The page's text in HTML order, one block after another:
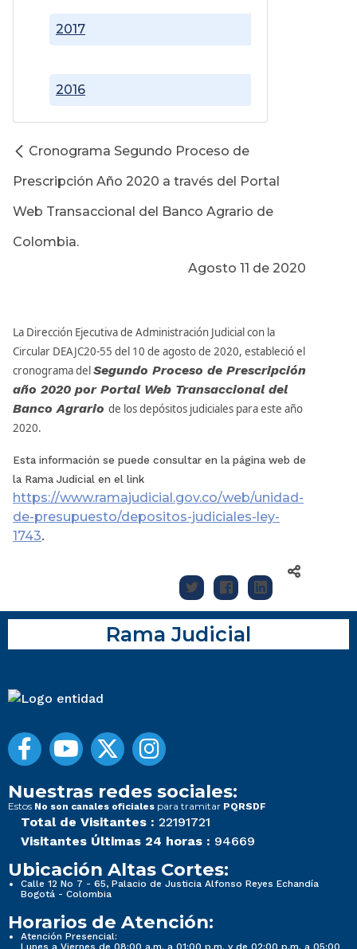
2016
2017
Cronograma Segundo Proceso de
Prescripción Año 2020 a través del Portal
Web Transaccional del Banco Agrario de
Colombia.
Agosto 11 de 2020
La Dirección Ejecutiva de Administración Judicial con la
Circular DEAJC20-55 del 10 de agosto de 2020, estableció el
cronograma delSegundo Proceso de Prescripción
año 2020 por Portal Web Transaccional del
Banco Agrario de los depósitos judiciales para este año
2020.
Esta información se puede consultar en la página web de
la Rama Judicial en el link
https://www.ramajudicial.gov.co/web/unidad-
de-presupuesto/depositos-judiciales-ley-
1743.
Rama Judicial
Nuestras redes sociales:
Estos No son canales oficiales para tramitar PQRSDF
Total de Visitantes : 22191721
Visitantes Últimas 24 horas : 94669
Ubicación Altas Cortes:
Calle 12 No 7 - 65, Palacio de Justicia Alfonso Reyes Echandía
Bogotá - Colombia
Horarios de Atención:
Atención Presencial:
Lunes a Viernes de 08:00 a.m. a 01:00 p.m. y de 02:00 p.m. a 05:00